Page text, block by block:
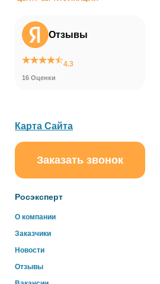
Отзывы
4.3
16 Оценки
Росэксперт
О компании
Заказчики
Новости
Отзывы
Карта Сайта
Заказать звонок
online
Здравствуйте!
Свяжитесь с нами через